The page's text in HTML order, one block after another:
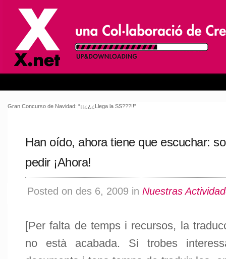
Gran Concurso de Navidad: “¡¡¿¿¿Llega la SS???!!”
Han oído, ahora tiene que escuchar:
pedir ¡Ahora!
Posted on des 6, 2009 in Nuestras
[Per falta de temps i recursos, la
no està acabada. Si trobes